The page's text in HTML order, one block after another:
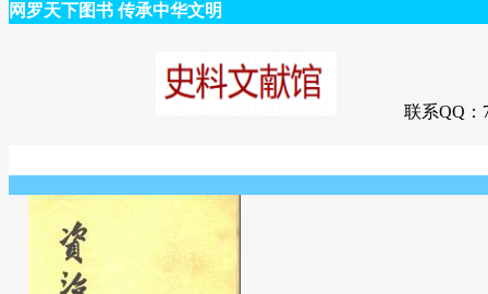
网罗天下图书 传承中华文明
联系QQ：